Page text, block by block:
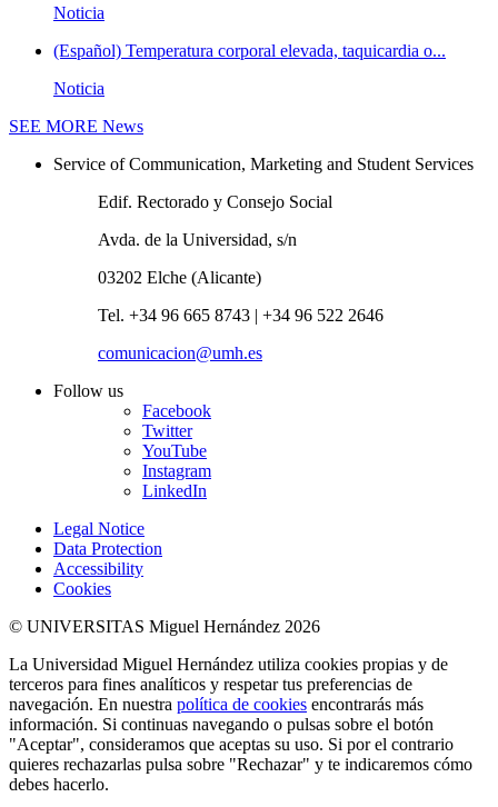
Noticia
(Español) Temperatura corporal elevada, taquicardia o...
Noticia
SEE MORE News
Service of Communication, Marketing and Student Services
Edif. Rectorado y Consejo Social
Avda. de la Universidad, s/n
03202 Elche (Alicante)
Tel. +34 96 665 8743 | +34 96 522 2646
comunicacion@umh.es
Follow us
Facebook
Twitter
YouTube
Instagram
LinkedIn
Legal Notice
Data Protection
Accessibility
Cookies
© UNIVERSITAS Miguel Hernández 2026
La Universidad Miguel Hernández utiliza cookies propias y de
terceros para fines analíticos y respetar tus preferencias de
navegación. En nuestra política de cookies encontrarás más
información. Si continuas navegando o pulsas sobre el botón
"Aceptar", consideramos que aceptas su uso. Si por el contrario
quieres rechazarlas pulsa sobre "Rechazar" y te indicaremos cómo
debes hacerlo.